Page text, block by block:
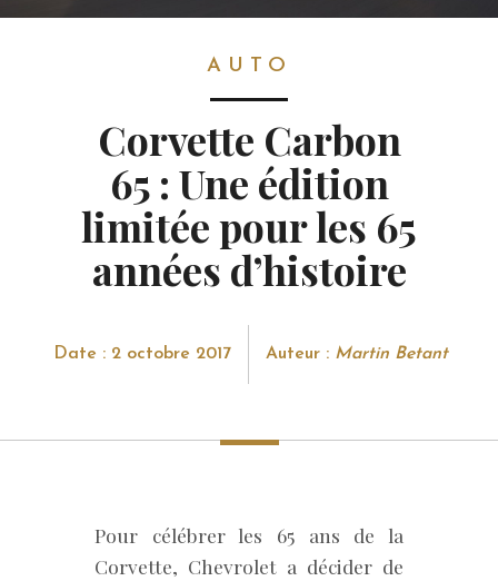
AUTO
Corvette Carbon
65 : Une édition
limitée pour les 65
années d’histoire
Date : 2 octobre 2017 Auteur : Martin Betant
Pour célébrer les 65 ans de la
Corvette, Chevrolet a décider de